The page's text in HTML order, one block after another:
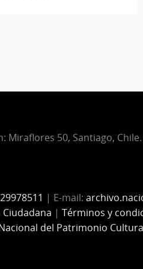
Miraflores 50, Santiago, Chile.
| E-mail:
| Términos y
del Patrimonio